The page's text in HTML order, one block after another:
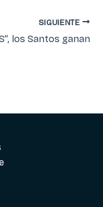
SIGUIENTE
los Santos ganan